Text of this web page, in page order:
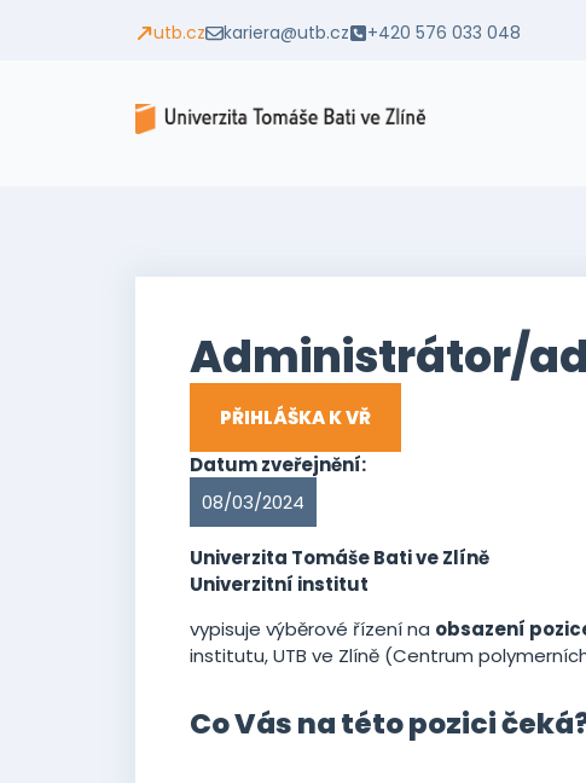
utb.cz kariera@utb.cz +420 576 033 048
Administrátor/
PŘIHLÁŠKA K VŘ
Datum zveřejnění:
08/03/2024
Univerzita Tomáše Bati ve Zlíně
Univerzitní institut
vypisuje výběrové řízení na obsazení
institutu, UTB ve Zlíně (Centrum
Co Vás na této pozici